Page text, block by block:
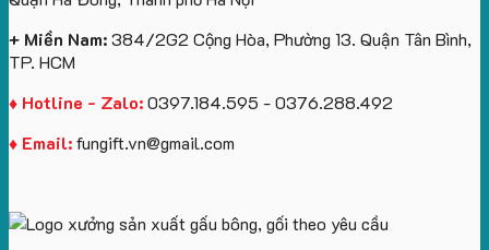
cầu
+ Miền Nam:384/2G2 Cộng Hòa, Phường 13. Quận Tân Bình,
TP. HCM
♦ Hotline - Zalo:0397.184.595 - 0376.288.492
♦ Email:fungift.vn@gmail.com